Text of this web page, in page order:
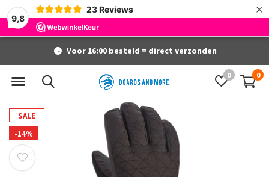
9,8
23 Reviews ×
0 0
Voor 16:00 besteld = direct verzonden
SALE
-14%